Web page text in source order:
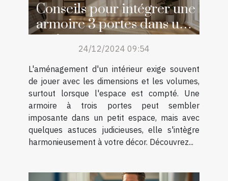
Conseils pour intégrer une
armoire 3 portes dans un
petit espace
24/12/2024 09:54
L'aménagement d'un intérieur exige souvent
de jouer avec les dimensions et les volumes,
surtout lorsque l'espace est compté. Une
armoire à trois portes peut sembler
imposante dans un petit espace, mais avec
quelques astuces judicieuses, elle s'intègre
harmonieusement à votre décor. Découvrez...